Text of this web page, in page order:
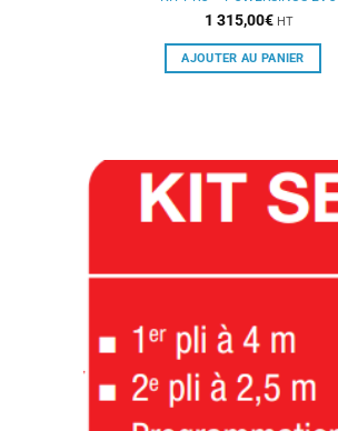
1 315,00€ HT
AJOUTER AU PANIER